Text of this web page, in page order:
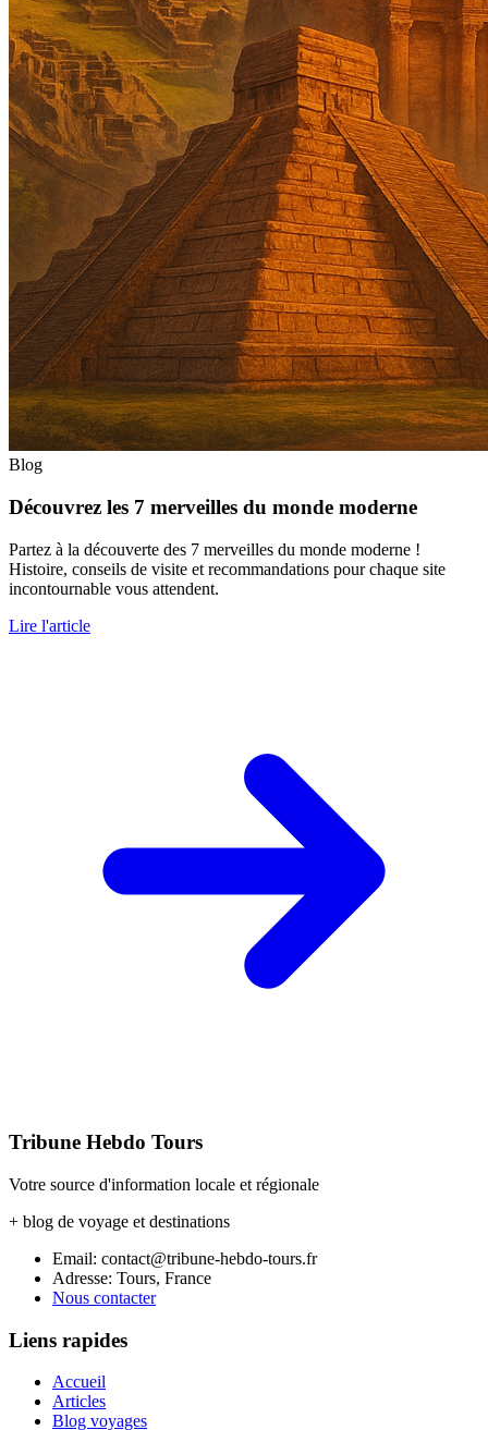
Blog
Découvrez les 7 merveilles du monde moderne
Partez à la découverte des 7 merveilles du monde moderne !
Histoire, conseils de visite et recommandations pour chaque site
incontournable vous attendent.
Lire l'article
Tribune Hebdo Tours
Votre source d'information locale et régionale
+ blog de voyage et destinations
Email: contact@tribune-hebdo-tours.fr
Adresse: Tours, France
Nous contacter
Liens rapides
Accueil
Articles
Blog voyages